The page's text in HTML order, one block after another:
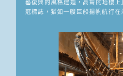
藝復興的風格建造，高聳的塔樓
冠標誌，猶如一艘巨船揚帆航行在